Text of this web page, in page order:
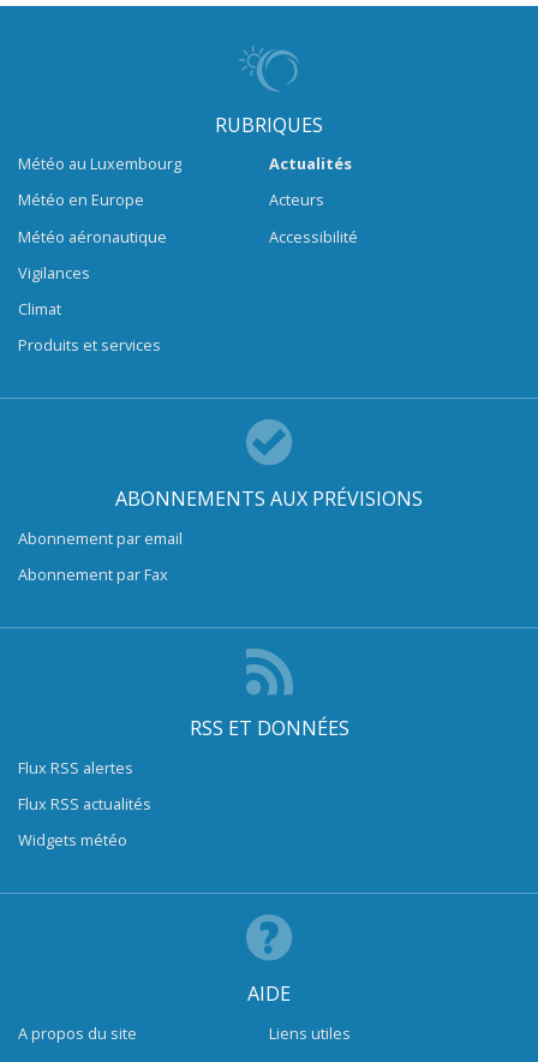
RUBRIQUES
Météo au Luxembourg
Météo en Europe
Météo aéronautique
Vigilances
Climat
Produits et services
Actualités
Acteurs
Accessibilité
ABONNEMENTS AUX PRÉVISIONS
Abonnement par email
Abonnement par Fax
RSS ET DONNÉES
Flux RSS alertes
Flux RSS actualités
Widgets météo
AIDE
A propos du site
Liens utiles